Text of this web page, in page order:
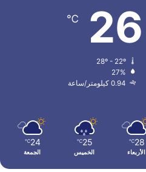
26
℃
27%
0.94 كيلومتر/ساعة
28
℃
الأربعاء
25
℃
الخميس
24
℃
الجمعة